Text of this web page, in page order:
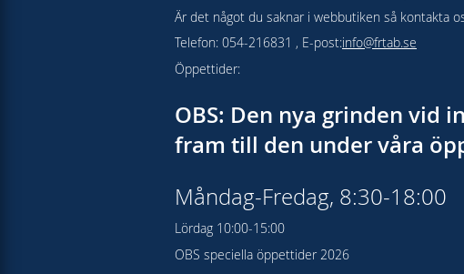
Är det något du saknar i webbutiken så kontakta
Telefon: 054-216831 , E-post:info@frtab.se
Öppettider:
OBS: Den nya grinden vid
fram till den under våra
Måndag-Fredag, 8:30-18:00
Lördag 10:00-15:00
OBS speciella öppettider 2026